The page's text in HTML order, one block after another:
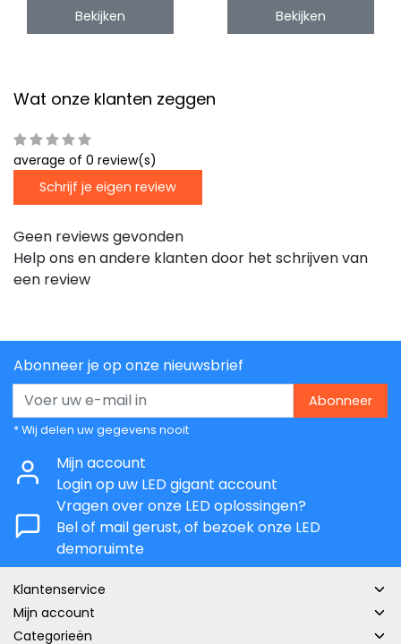
Bekijken Bekijken
Wat onze klanten zeggen
average of 0 review(s)
Schrijf je eigen review
Geen reviews gevonden
Help ons en andere klanten door het schrijven van
een review
Abonneer je op onze nieuwsbrief
Abonneer
* Wij delen uw gegevens nooit
Mijn account
Login op uw LED gigant account
Vragen over onze LED oplossingen?
Bel of mail gerust, of bezoek onze LED
demoruimte
Klantenservice
Mijn account
Categorieën